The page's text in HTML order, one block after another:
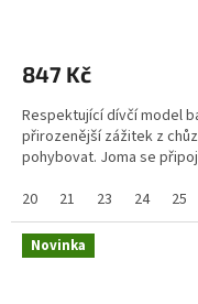
847 Kč
Respektující dívčí model
přirozenější zážitek z
pohybovat. Joma se
20
21 23 24 25
Novinka